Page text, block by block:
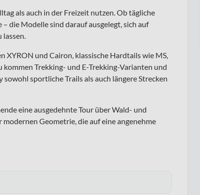
als auch in der Freizeit nutzen. Ob tägliche
die Modelle sind darauf ausgelegt, sich auf
lassen.
und Cairon, klassische Hardtails wie MS,
Trekking- und E-Trekking-Varianten und
sportliche Trails als auch längere Strecken
eine ausgedehnte Tour über Wald- und
Geometrie, die auf eine angenehme